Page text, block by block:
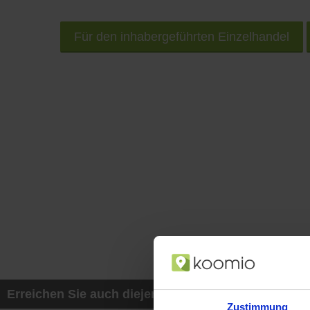
Zustimmung
Für den inhabergeführten Einzelhandel
Erreichen Sie auch diejenigen Kunden, die mit